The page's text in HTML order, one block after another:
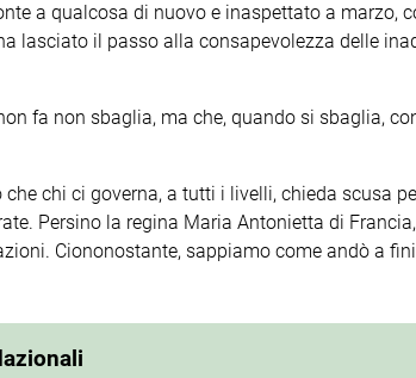
a qualcosa di nuovo e inaspettato a marzo,
lasciato il passo alla consapevolezza delle
fa non sbaglia, ma che, quando si sbaglia,
chi ci governa, a tutti i livelli, chieda scusa
Persino la regina Maria Antonietta di
Ciononostante, sappiamo come andò a